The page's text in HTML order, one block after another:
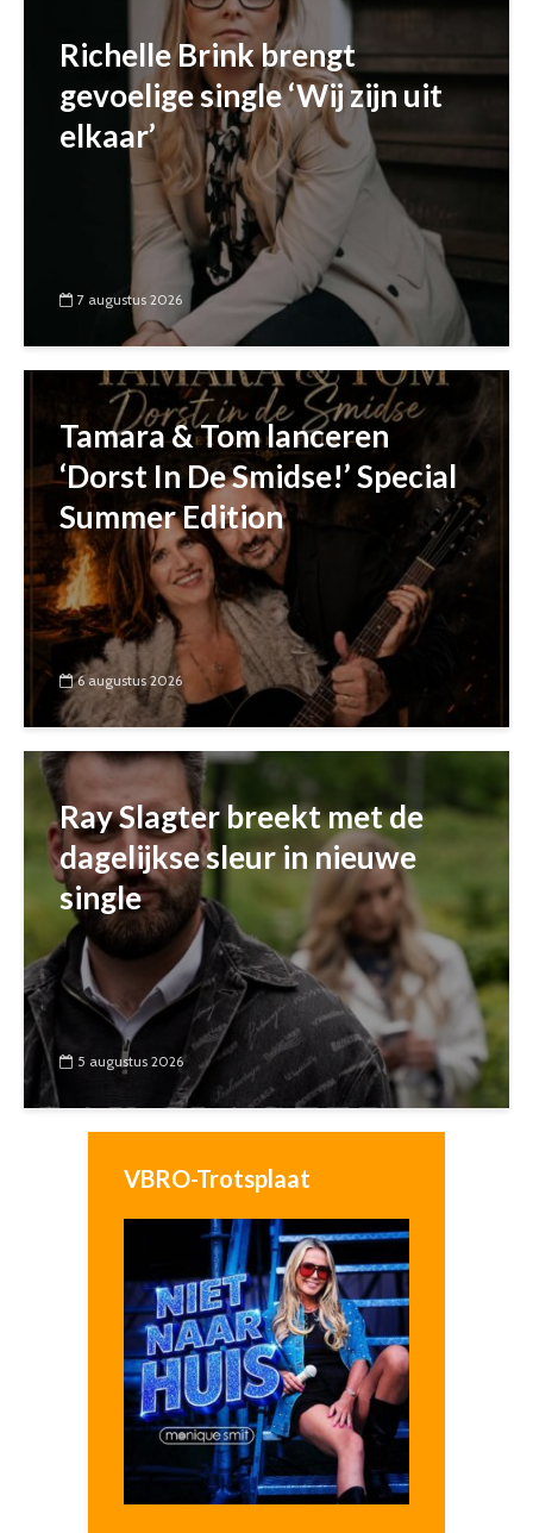
Richelle Brink brengt
gevoelige single ‘Wij zijn uit
elkaar’
7 augustus 2026
Tamara & Tom lanceren
‘Dorst In De Smidse!’ Special
Summer Edition
6 augustus 2026
Ray Slagter breekt met de
dagelijkse sleur in nieuwe
single
5 augustus 2026
VBRO-Trotsplaat